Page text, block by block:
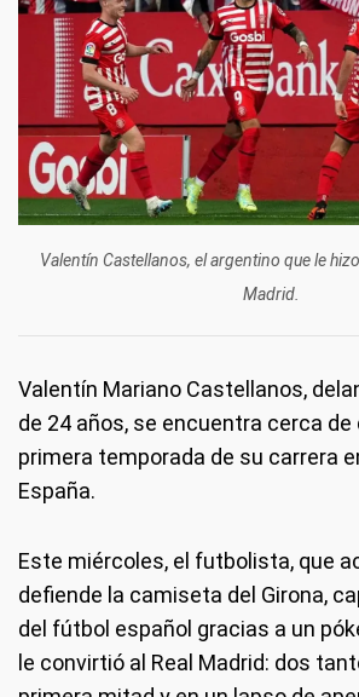
Valentín Castellanos, el argentino que le
Madrid.
Valentín Mariano Castellanos,
de 24 años, se encuentra cerca
primera temporada de su carrera
España.
Este miércoles, el futbolista, que
defiende la camiseta del Girona,
del fútbol español gracias a un
le convirtió al Real Madrid: dos